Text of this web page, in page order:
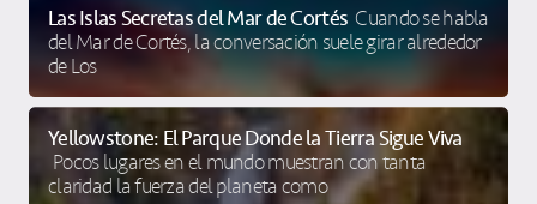
Las Islas Secretas del Mar de Cortés Cuando se habla
del Mar de Cortés, la conversación suele girar alrededor
de Los
Yellowstone: El Parque Donde la Tierra Sigue Viva
Pocos lugares en el mundo muestran con tanta
claridad la fuerza del planeta como